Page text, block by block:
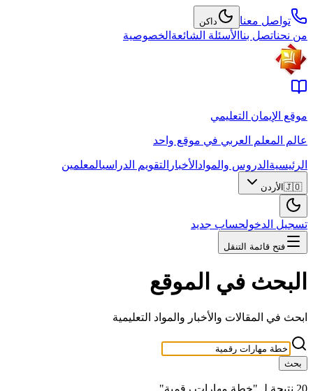
تواصل معنا داكن
من نحناتصل بنا الأسئلة الشائعة الخصوصية
موقع الإيمان التعليمي
عالم المعلم العربي في موقع واحد
الرئيسية الدروس والمواد الأخبار التقويم الدراسيالمعلمين
🇯🇴 الأردن
تسجيل الدخولحساب جديد
فتح قائمة التنقل
البحث في الموقع
ابحث في المقالات والأخبار والمواد التعليمية
بحث
20 نتيجة لـ "خطة مهارات رقمية"